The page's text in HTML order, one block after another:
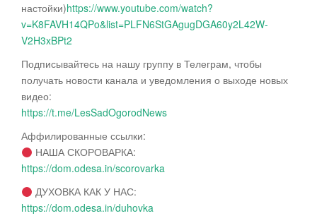
настойки)https://www.youtube.com/watch?
v=K8FAVH14QPo&list=PLFN6StGAgugDGA60y2L42W-
V2H3xBPt2
Подписывайтесь на нашу группу в Телеграм, чтобы
получать новости канала и уведомления о выходе новых
видео:
https://t.me/LesSadOgorodNews
Аффилированные ссылки:
НАША СКОРОВАРКА:
https://dom.odesa.in/scorovarka
ДУХОВКА КАК У НАС:
https://dom.odesa.in/duhovka